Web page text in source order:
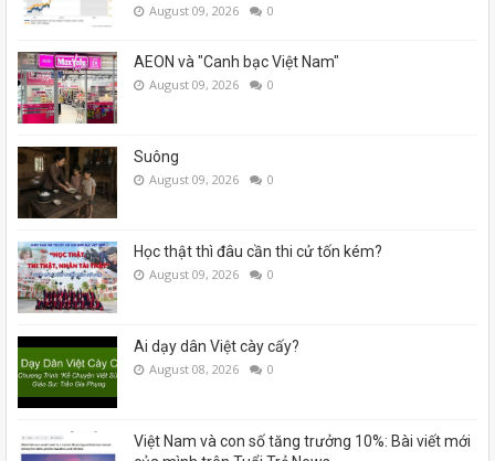
August 09, 2026 0
AEON và "Canh bạc Việt Nam"
August 09, 2026 0
Suông
August 09, 2026 0
Học thật thì đâu cần thi cử tốn kém?
August 09, 2026 0
Ai dạy dân Việt cày cấy?
August 08, 2026 0
Việt Nam và con số tăng trưởng 10%: Bài viết mới